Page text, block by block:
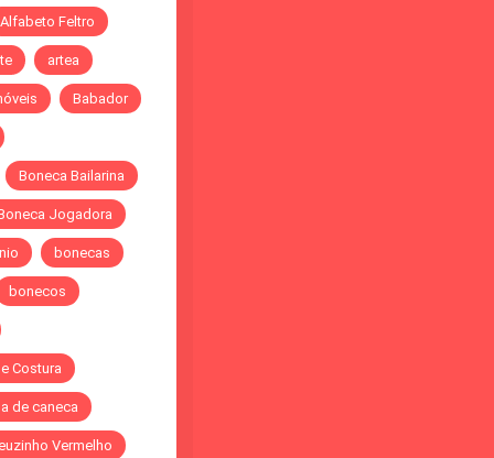
Alfabeto Feltro
artea
Babador
Boneca Bailarina
Jogadora
bonecas
bonecos
Costura
de caneca
Vermelho